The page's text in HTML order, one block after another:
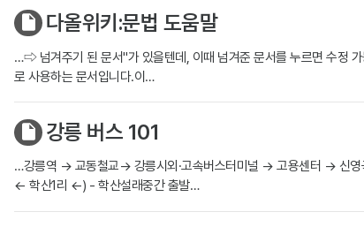
다올위키:문법 도움말
…⇨ 넘겨주기 된 문서"가 있을텐데, 이때 넘겨준 문서를 누르면 수정
로 사용하는 문서입니다.이…
강릉 버스 101
…강릉역 → 교동철교→ 강릉시외·고속버스터미널 → 고용센터 →
← 학산1리 ←) - 학산설래중간 출발…